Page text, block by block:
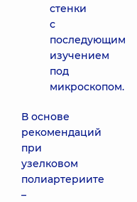
стенки
с
последующим
изучением
под
микроскопом.
В основе
рекомендаций
при
узелковом
полиартериите
–